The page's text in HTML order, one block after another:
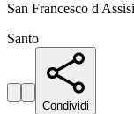
San Francesco
Santo
Condividi